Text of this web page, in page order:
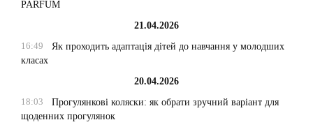
PARFUM
21.04.2026
16:49
Як проходить адаптація дітей до навчання у молодших
класах
20.04.2026
18:03
Прогулянкові коляски: як обрати зручний варіант для
щоденних прогулянок